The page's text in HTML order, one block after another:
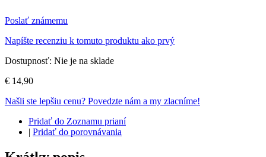
Poslať známemu
Napíšte recenziu k tomuto produktu ako prvý
Dostupnosť: Nie je na sklade
€ 14,90
Našli ste lepšiu cenu? Povedzte nám a my zlacníme!
Pridať do Zoznamu prianí
| Pridať do porovnávania